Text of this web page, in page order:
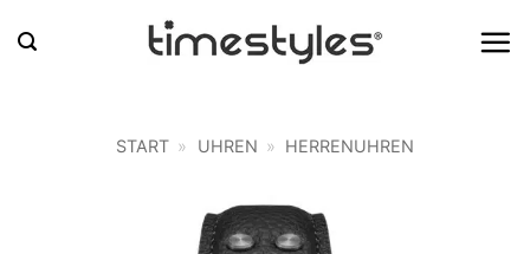
Inhalt
START » UHREN » HERRENUHREN